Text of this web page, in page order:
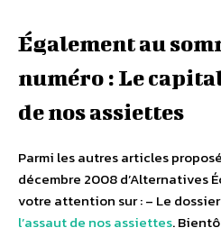
Également au
numéro : Le
de nos assiettes
Parmi les autres articles
décembre 2008 d’Alternatives
votre attention sur : – Le
l’assaut de nos assiettes.